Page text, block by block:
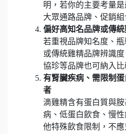
明，若你的主要考量
大眾通路品牌、促銷
偏好高知名品牌或傳
若重視品牌知名度、
或傳統雞精品牌辨識
協珍等品牌也可納入比
有腎臟疾病、需限制
者
滴雞精含有蛋白質與
病、低蛋白飲食、慢
他特殊飲食限制，不